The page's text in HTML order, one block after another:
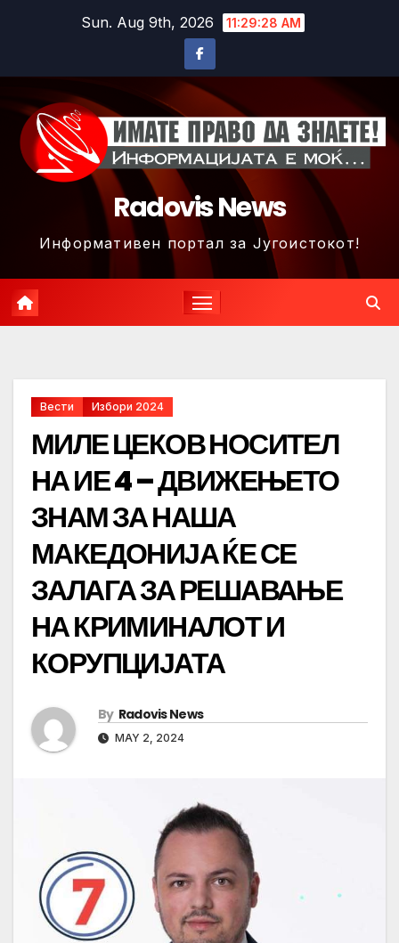
Sun. Aug 9th, 2026 11:29:31 AM
Radovis News
Информативен портал за Југоистокот!
Вести Избори 2024
МИЛЕ ЦЕКОВ НОСИТЕЛ
НА ИЕ 4 – ДВИЖЕЊЕТО
ЗНАМ ЗА НАША
МАКЕДОНИЈА ЌЕ СЕ
ЗАЛАГА ЗА РЕШАВАЊЕ
НА КРИМИНАЛОТ И
КОРУПЦИЈАТА
By Radovis News
MAY 2, 2024